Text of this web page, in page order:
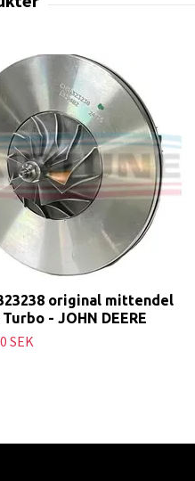
original mittendel
- JOHN DEERE
SEK